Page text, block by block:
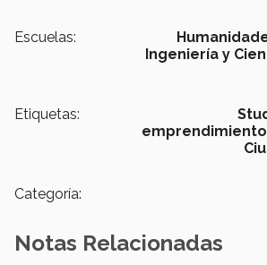
Escuelas:
Ingeniería y
Etiquetas:
Categoría:
Notas Relacionadas